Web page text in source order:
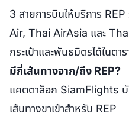
3 สายการบินให้บริการ
Air, Thai AirAsia และ
กระเป๋าและพันธมิตรได้ในตา
มีกี่เส้นทางจาก/ถึง REP?
แคตตาล็อก SiamFlights บั
เส้นทางขาเข้าสำหรับ REP